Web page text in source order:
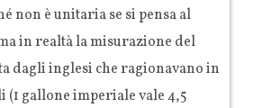
non è unitaria se si pensa al
in realtà la misurazione del
dagli inglesi che ragionavano in
gallone imperiale vale 4,5